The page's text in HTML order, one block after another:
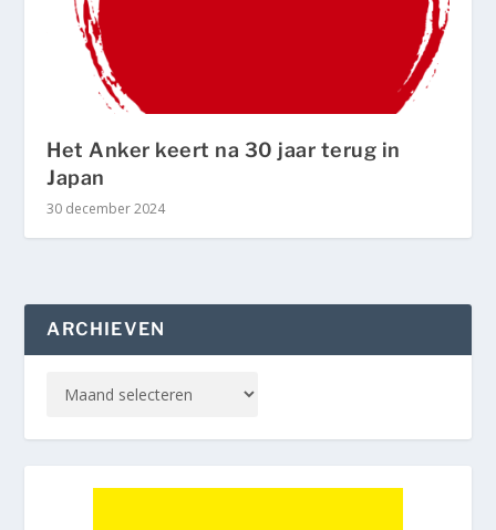
Het Anker keert na 30 jaar terug in
Japan
30 december 2024
ARCHIEVEN